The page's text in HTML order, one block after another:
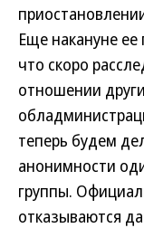
Еще накануне
что скоро
отношении
теперь будем
анонимности
группы.
отказываются